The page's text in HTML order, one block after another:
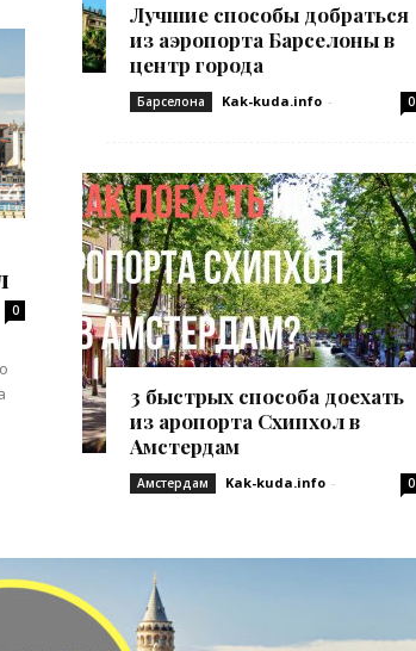
0
Лучшие способы добраться
из аэропорта Барселоны в
центр города
Барселона Kak-kuda.info - 0
3 быстрых способа доехать
из аропорта Схипхол в
Амстердам
Амстердам Kak-kuda.info - 0